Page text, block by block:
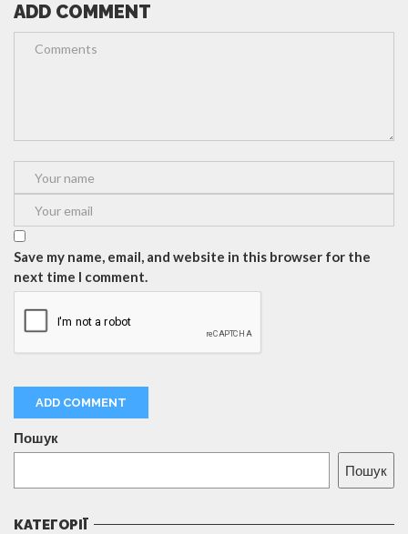
ADD COMMENT
Save my name, email, and website in this browser for the
next time I comment.
Пошук
Пошук
КАТЕГОРІЇ